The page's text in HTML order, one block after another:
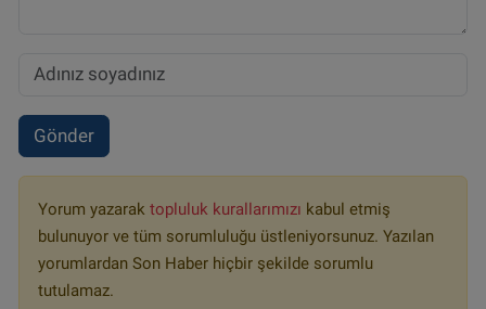
Gönder
Yorum yazarak topluluk kurallarımızı kabul etmiş
bulunuyor ve tüm sorumluluğu üstleniyorsunuz. Yazılan
yorumlardan Son Haber hiçbir şekilde sorumlu
tutulamaz.